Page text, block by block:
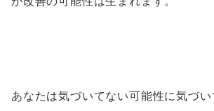
あなたは気づいてない可能性に気づい